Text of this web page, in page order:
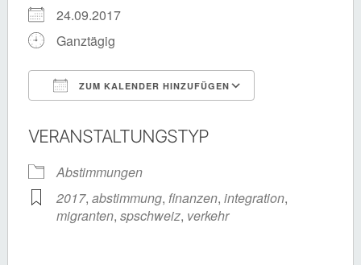
24.09.2017
Ganztägig
ZUM KALENDER HINZUFÜGEN
VERANSTALTUNGSTYP
Abstimmungen
2017, abstimmung, finanzen, integration,
migranten, spschweiz, verkehr